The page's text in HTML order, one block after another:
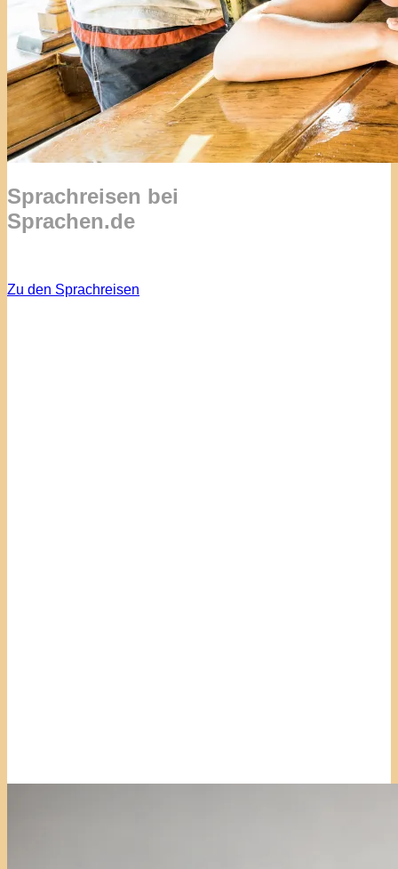
Sprachreisen bei
Sprachen.de
Zu den Sprachreisen